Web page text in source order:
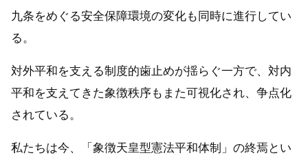
九条をめぐる安全保障環境の変化も同時に進行してい
る。
対外平和を支える制度的歯止めが揺らぐ一方で、対内
平和を支えてきた象徴秩序もまた可視化され、争点化
されている。
私たちは今、「象徴天皇型憲法平和体制」の終焉とい